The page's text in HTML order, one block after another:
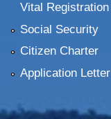
Vital Registration
Social Security
Citizen Charter
Application Letter